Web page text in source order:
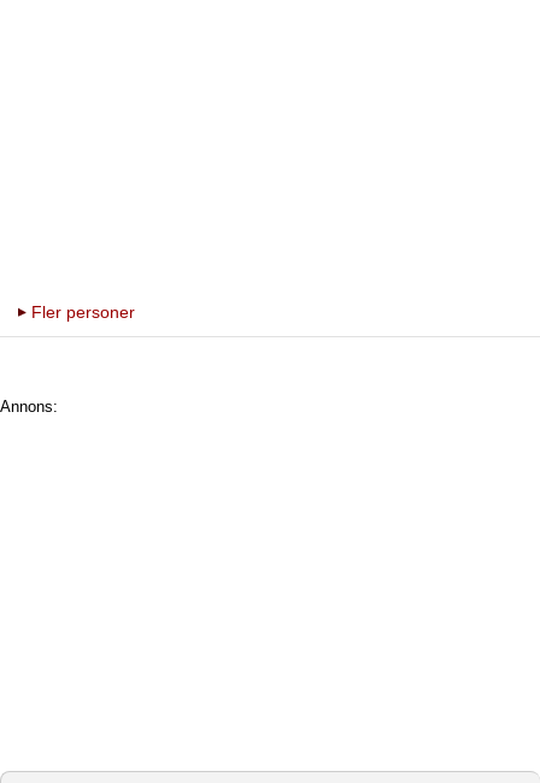
Fler personer
Annons: